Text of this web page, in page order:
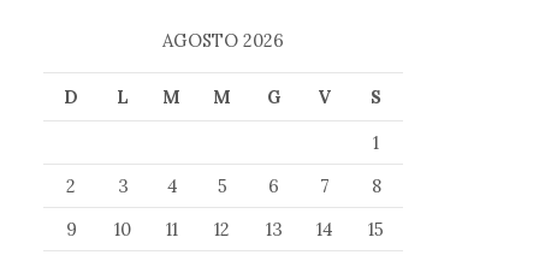
AGOSTO 2026
D L M M G V
S
1
2
3 4 5 6 7
8
9
10 11 12 13 14
15